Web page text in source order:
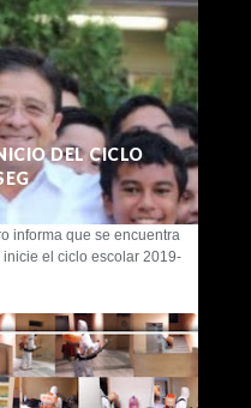
DEL CICLO
informa que se encuentra
el ciclo escolar 2019-